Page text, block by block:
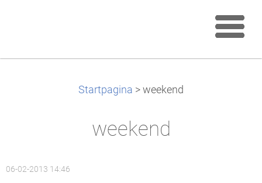
Startpagina > weekend
weekend
06-02-2013 14:46